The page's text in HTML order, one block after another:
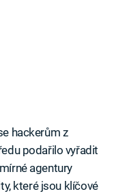
hackerům z
podařilo vyřadit
agentury
které jsou klíčové